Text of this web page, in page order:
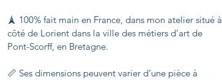
🗼 100% fait main en France, dans mon atelier situé à
côté de Lorient dans la ville des métiers d’art de
Pont-Scorff, en Bretagne.
📏 Ses dimensions peuvent varier d’une pièce à